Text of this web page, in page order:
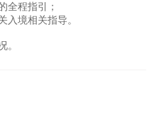
全程指引；
入境相关指导。
。